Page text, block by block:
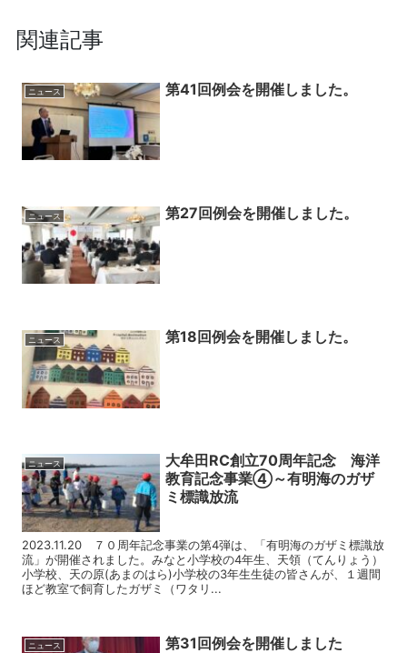
関連記事
ニュース 第41回例会を開催しました。
ニュース 第27回例会を開催しました。
ニュース 第18回例会を開催しました。
ニュース
大牟田RC創立70周年記念 海洋
教育記念事業④～有明海のガザ
ミ標識放流
2023.11.20 ７０周年記念事業の第4弾は、「有明海のガザミ標識放
流」が開催されました。みなと小学校の4年生、天領（てんりょう）
小学校、天の原(あまのはら)小学校の3年生生徒の皆さんが、１週間
ほど教室で飼育したガザミ（ワタリ...
ニュース 第31回例会を開催しました